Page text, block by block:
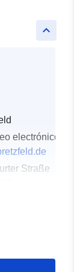
keyboard_arrow_up
electrónico:
Straße